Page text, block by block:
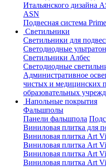
Итальянского дизайна
АSN
Подвесная система
Светильники
Светильники для
Светодиодные
Светильники Албес
Светодиодные
Административное
чистых и медицинских
образовательных
Напольные покрытия
Фальшполы
Панели фальшпола
Виниловая плитка для
Виниловая плитка Art
Виниловая плитка Art
Виниловая плитка Art
Виниловая плитка Art